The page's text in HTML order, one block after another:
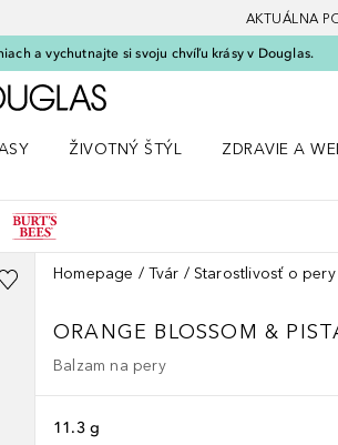
AKTUÁLNA
a vychutnajte si svoju chvíľu krásy v Douglas.
Domov
ŽIVOTNÝ ŠTÝL
ZDRAVIE A
Homepage Tvár Starostlivosť o pery
ORANGE BLOSSOM &
Balzam na pery
11.3 g